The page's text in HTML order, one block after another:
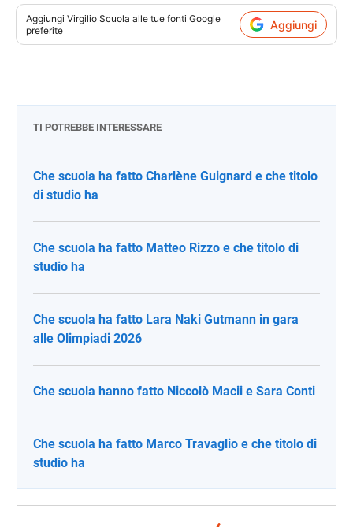
Aggiungi Virgilio Scuola alle tue fonti Google
preferite
Aggiungi
TI POTREBBE INTERESSARE
Che scuola ha fatto Charlène Guignard e che titolo
di studio ha
Che scuola ha fatto Matteo Rizzo e che titolo di
studio ha
Che scuola ha fatto Lara Naki Gutmann in gara
alle Olimpiadi 2026
Che scuola hanno fatto Niccolò Macii e Sara Conti
Che scuola ha fatto Marco Travaglio e che titolo di
studio ha